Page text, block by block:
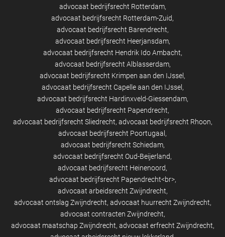
advocaat bedrijfsrecht Rotterdam
advocaat bedrijfsrecht Rotterdam-Zuid
advocaat bedrijfsrecht Barendrecht
advocaat bedrijfsrecht Heerjansdam
advocaat bedrijfsrecht Hendrik Ido Ambacht
advocaat bedrijfsrecht Alblasserdam
advocaat bedrijfsrecht Krimpen aan den IJssel
advocaat bedrijfsrecht Capelle aan den IJssel
advocaat bedrijfsrecht Hardinxveld-Giessendam
advocaat bedrijfsrecht Papendrecht
advocaat bedrijfsrecht Sliedrecht advocaat bedrijfsrecht Rhoon
advocaat bedrijfsrecht Poortugaal
advocaat bedrijfsrecht Schiedam
advocaat bedrijfsrecht Oud-Beijerland
advocaat bedrijfsrecht Heinenoord
advocaat bedrijfsrecht Papendrecht<br>
advocaat arbeidsrecht Zwijndrecht
advocaat ontslag Zwijndrecht advocaat huurrecht Zwijndrecht
advocaat contracten Zwijndrecht
advocaat maatschap Zwijndrecht advocaat erfrecht Zwijndrecht